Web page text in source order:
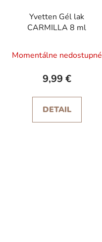
Yvetten Gél lak
CARMILLA 8 ml
Momentálne nedostupné
9,99 €
DETAIL